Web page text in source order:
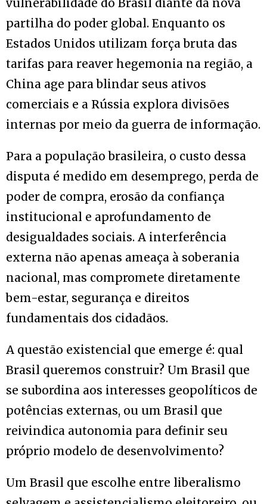
partilha do poder global. Enquanto os
Estados Unidos utilizam força bruta das
tarifas para reaver hegemonia na região, a
China age para blindar seus ativos
comerciais e a Rússia explora divisões
internas por meio da guerra de informação.
Para a população brasileira, o custo dessa
disputa é medido em desemprego, perda de
poder de compra, erosão da confiança
institucional e aprofundamento de
desigualdades sociais. A interferência
externa não apenas ameaça à soberania
nacional, mas compromete diretamente
bem-estar, segurança e direitos
fundamentais dos cidadãos.
A questão existencial que emerge é: qual
Brasil queremos construir? Um Brasil que
se subordina aos interesses geopolíticos de
potências externas, ou um Brasil que
reivindica autonomia para definir seu
próprio modelo de desenvolvimento?
Um Brasil que escolhe entre liberalismo